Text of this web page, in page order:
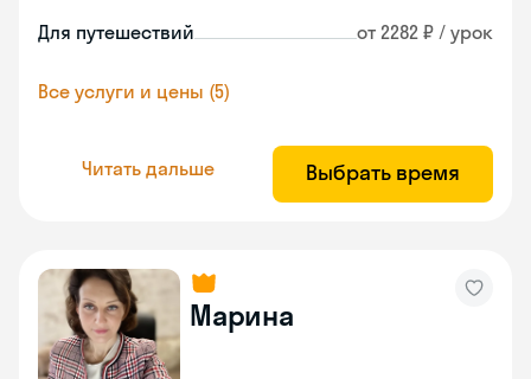
Для путешествий от 2282 ₽ / урок
Все услуги и цены (5)
Читать дальше Выбрать время
Марина